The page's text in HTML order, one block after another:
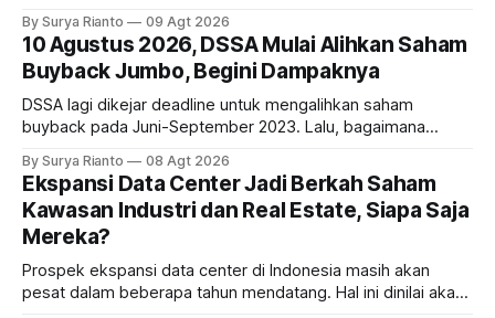
bisnis UNTR?
By Surya Rianto 09 Agt 2026
10 Agustus 2026, DSSA Mulai Alihkan Saham
Buyback Jumbo, Begini Dampaknya
DSSA lagi dikejar deadline untuk mengalihkan saham
buyback pada Juni-September 2023. Lalu, bagaimana
By Surya Rianto 08 Agt 2026
Ekspansi Data Center Jadi Berkah Saham
Kawasan Industri dan Real Estate, Siapa Saja
Mereka?
Prospek ekspansi data center di Indonesia masih akan
pesat dalam beberapa tahun mendatang. Hal ini dinilai akan